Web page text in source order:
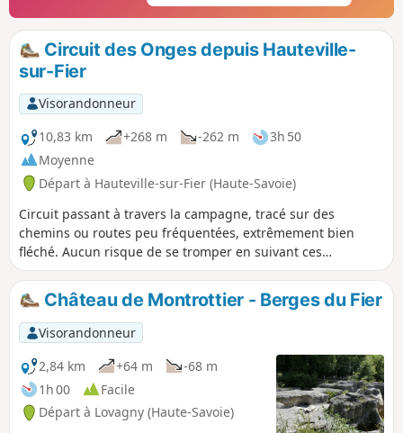
Circuit des Onges depuis Hauteville-
sur-Fier
Visorandonneur
10,83 km
+268 m -262 m
3h 50
Moyenne
Départ à Hauteville-sur-Fier (Haute-Savoie)
Circuit passant à travers la campagne, tracé sur des
chemins ou routes peu fréquentées, extrêmement bien
fléché. Aucun risque de se tromper en suivant ces
fléchages. Jolie vue vers la Tournette en arrivant et en
repartant de Vaulx (point haut du circuit).
Château de Montrottier - Berges du Fier
Visorandonneur
2,84 km
+64 m
-68 m
1h 00
Facile
Départ à Lovagny (Haute-Savoie)